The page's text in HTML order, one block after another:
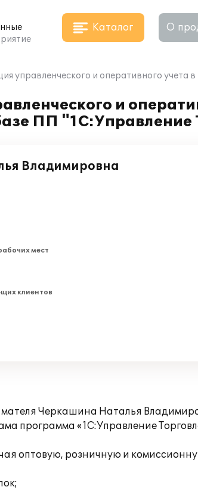
Каталог О
управленческого и оперативного
и
ПП "1С:Управление
Владимировна
мест
клиентов
Черкашина Наталья
программа «1С:Управление
оптовую, розничную и